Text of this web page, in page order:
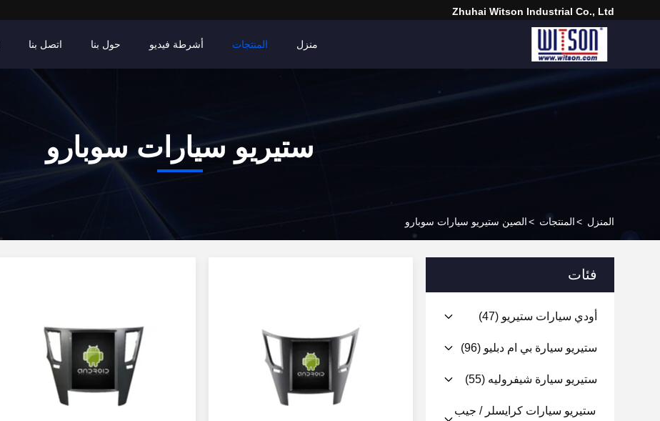
Zhuhai Witson Industrial Co., Ltd
منزل المنتجات أشرطة فيديو حول بنا اتصل بنا
ستيريو سيارات سوبارو
المنزل >المنتجات >الصين ستيريو سيارات سوبارو
فئات
أودي سيارات ستيريو (47)
ستيريو سيارة بي ام دبليو (96)
ستيريو سيارة شيفروليه (55)
ستيريو سيارات كرايسلر / جيب